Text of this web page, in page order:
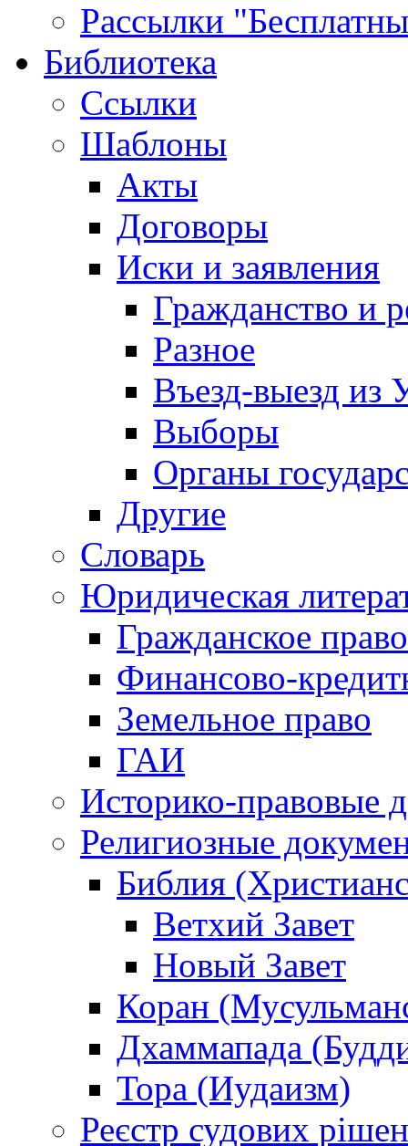
Рассылки
Библиотека
Ссылки
Шаблоны
Акты
Договоры
Иски и заявления
Гражданство и
Разное
Въезд-выезд из
Выборы
Органы
Другие
Словарь
Юридическая
Гражданское право
Финансово-
Земельное право
ГАИ
Историко-правовые
Религиозные
Библия
Ветхий Завет
Новый Завет
Коран
Дхаммапада
Тора (Иудаизм)
Реєстр судових